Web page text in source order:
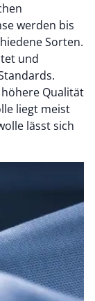
werden bis
Sorten.
und
Qualität
liegt meist
lässt sich